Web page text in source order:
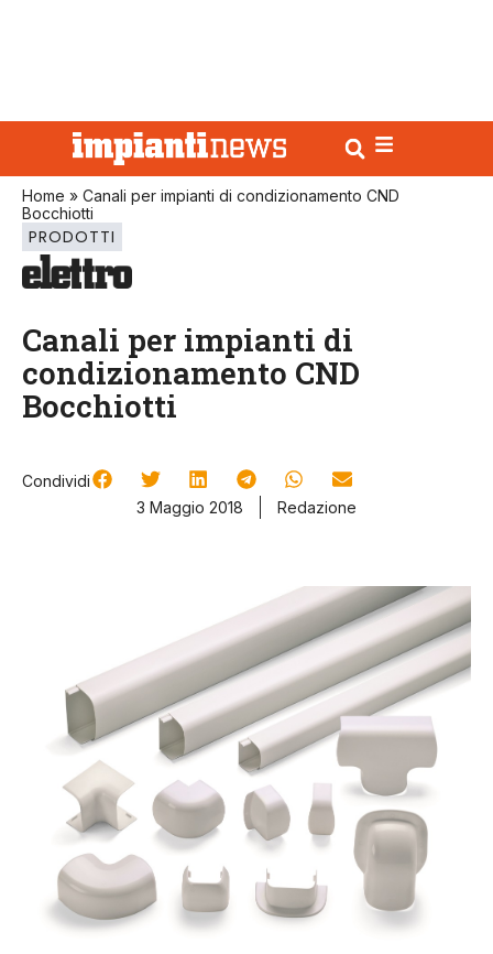
Home » Canali per impianti di condizionamento CND
Bocchiotti
PRODOTTI
Canali per impianti di
condizionamento CND
Bocchiotti
Condividi
3 Maggio 2018
Redazione